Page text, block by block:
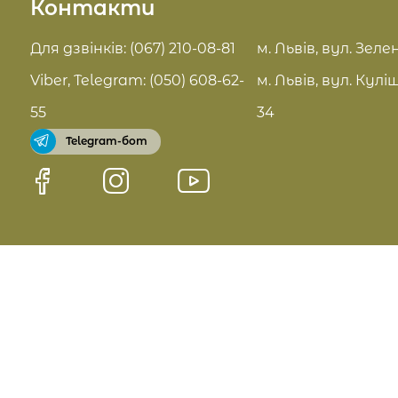
Актуальні знижки
Pro Age догляд
Договір оферти
Контакти
Для дзвінків: (067) 210-08-81
Viber, Telegram: (050) 608-62-
55
Telegram-бот
м. Львів, вул.
м. Львів, вул.
34